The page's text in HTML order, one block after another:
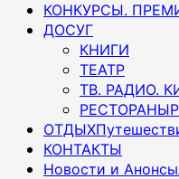
КОНКУРСЫ.
ДОСУГ
КНИГИ
ТЕАТР
ТВ. РАДИО.
РЕСТОРАНЫ
ОТДЫХ
КОНТАКТЫ
Новости и Анонсы